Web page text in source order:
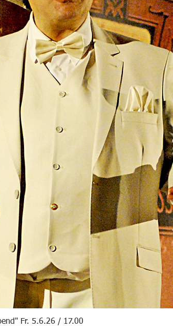
Schnellansicht
Fr. 5.6.26 / 17.00